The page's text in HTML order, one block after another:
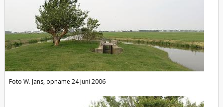
Foto W. Jans, opname 24 juni 2006